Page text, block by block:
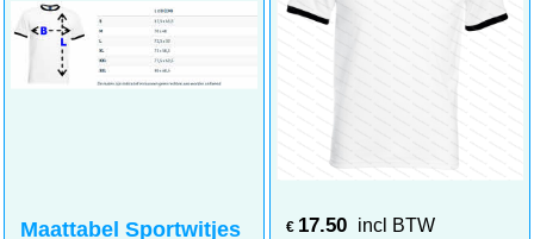
Maattabel Sportwitjes € 17.50 incl BTW